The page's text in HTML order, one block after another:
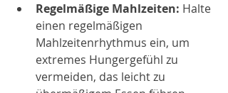
Regelmäßige Mahlzeiten: Halte
einen regelmäßigen
Mahlzeitenrhythmus ein, um
extremes Hungergefühl zu
vermeiden, das leicht zu